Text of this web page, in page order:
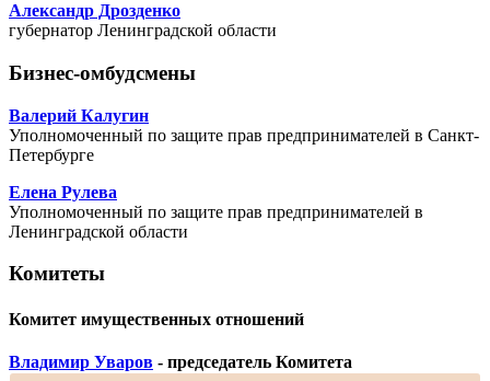
Александр Дрозденко
губернатор Ленинградской области
Бизнес-омбудсмены
Валерий Калугин
Уполномоченный по защите прав предпринимателей в Санкт-
Петербурге
Елена Рулева
Уполномоченный по защите прав предпринимателей в
Ленинградской области
Комитеты
Комитет имущественных отношений
Владимир Уваров - председатель Комитета